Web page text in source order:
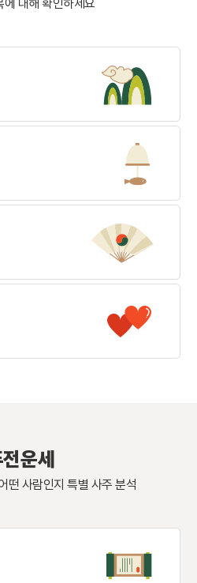
에 대해 확인하세요
운세
떤 사람인지 특별 사주 분석